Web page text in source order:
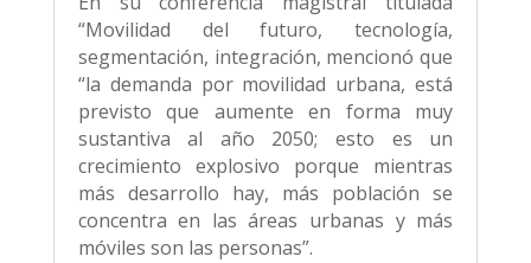
“Movilidad del futuro, tecnología,
segmentación, integración, mencionó que
“la demanda por movilidad urbana, está
previsto que aumente en forma muy
sustantiva al año 2050; esto es un
crecimiento explosivo porque mientras
más desarrollo hay, más población se
concentra en las áreas urbanas y más
móviles son las personas”.